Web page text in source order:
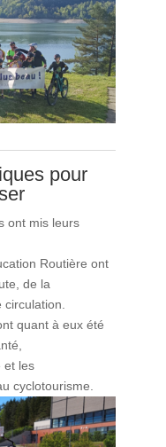
pour
ont mis leurs
Routière ont
de la
circulation.
quant à eux été
et les
cyclotourisme.